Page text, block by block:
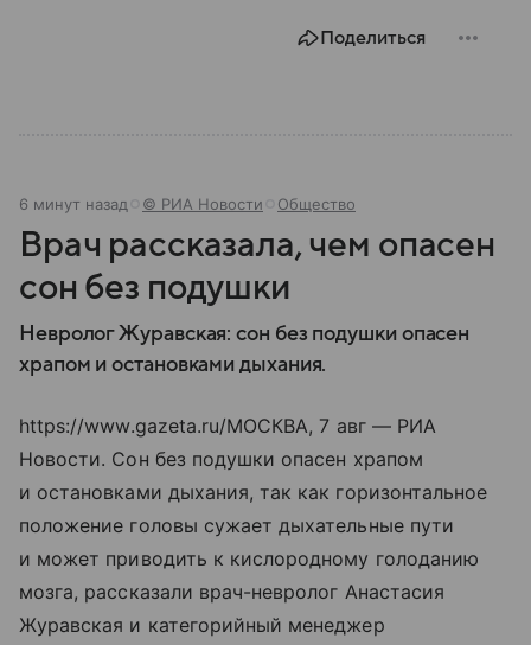
Поделиться
6 минут назад © РИА Новости Общество
Врач рассказала, чем опасен
сон без подушки
Невролог Журавская: сон без подушки опасен
храпом и остановками дыхания.
https://www.gazeta.ru/МОСКВА, 7 авг — РИА
Новости. Сон без подушки опасен храпом
и остановками дыхания, так как горизонтальное
положение головы сужает дыхательные пути
и может приводить к кислородному голоданию
мозга, рассказали врач-невролог Анастасия
Журавская и категорийный менеджер